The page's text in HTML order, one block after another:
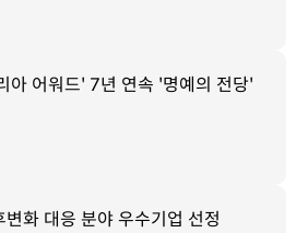
아 어워드' 7년 연속 '명예의 전당'
변화 대응 분야 우수기업 선정